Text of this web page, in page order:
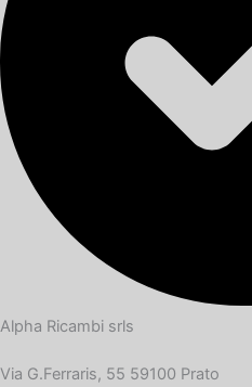
Alpha Ricambi srls
Via G.Ferraris, 55 59100 Prato